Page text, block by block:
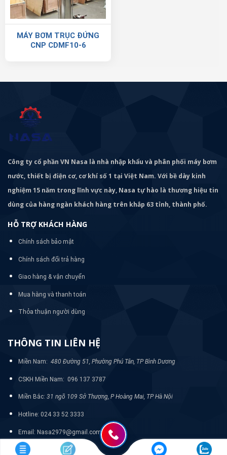
MÁY BƠM TRỤC ĐỨNG
CNP CDMF10-6
Công ty cổ phần VN Nasa là nhà nhập khẩu và phân phối máy bơm
nước, thiết bị điện cơ, cơ khí số 1 tại Việt Nam. Với bề dày kinh
nghiệm 15 năm trong lĩnh vực này, Nasa tự hào là thương hiệu tin
dùng của hàng ngàn khách hàng trên khắp 63 tỉnh, thành phố.
HỖ TRỢ KHÁCH HÀNG
Chính sách bảo mật
Chính sách đổi trả hàng
Giao hàng & vận chuyển
Mua hàng và thanh toán
Thỏa thuận người dùng
THÔNG TIN LIÊN HỆ
Miền Nam: 480 Đường 51, Phường Phú Tân, TP Bình Dương
CSKH Miền Nam: 096 137 3787
Miền Bắc: 31 ngõ 109 Sở Thượng, P Hoàng Mai, TP Hà Nội
Hotline: 024 33 52 3333
Email: Nasa2979@gmail.com